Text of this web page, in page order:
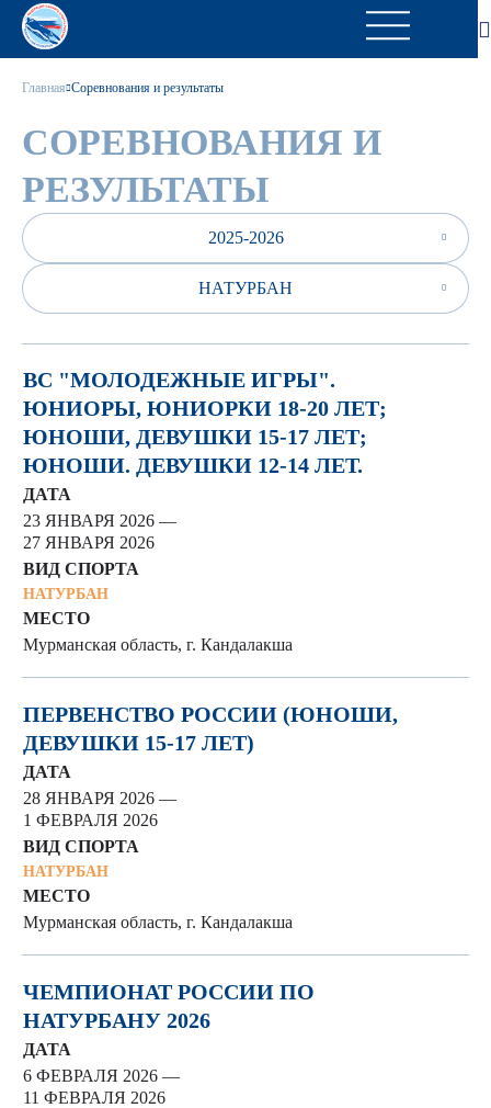
Главная Соревнования и результаты
СОРЕВНОВАНИЯ И
РЕЗУЛЬТАТЫ
2025-2026
НАТУРБАН
ВС "МОЛОДЕЖНЫЕ ИГРЫ".
ЮНИОРЫ, ЮНИОРКИ 18-20 ЛЕТ;
ЮНОШИ, ДЕВУШКИ 15-17 ЛЕТ;
ЮНОШИ. ДЕВУШКИ 12-14 ЛЕТ.
ДАТА
23 ЯНВАРЯ 2026 —
27 ЯНВАРЯ 2026
ВИД СПОРТА
НАТУРБАН
МЕСТО
Мурманская область, г. Кандалакша
ПЕРВЕНСТВО РОССИИ (ЮНОШИ,
ДЕВУШКИ 15-17 ЛЕТ)
ДАТА
28 ЯНВАРЯ 2026 —
1 ФЕВРАЛЯ 2026
ВИД СПОРТА
НАТУРБАН
МЕСТО
Мурманская область, г. Кандалакша
ЧЕМПИОНАТ РОССИИ ПО
НАТУРБАНУ 2026
ДАТА
6 ФЕВРАЛЯ 2026 —
11 ФЕВРАЛЯ 2026